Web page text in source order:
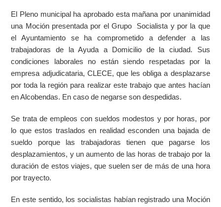
El Pleno municipal ha aprobado esta mañana por unanimidad
una Moción presentada por el Grupo Socialista y por la que
el Ayuntamiento se ha comprometido a defender a las
trabajadoras de la Ayuda a Domicilio de la ciudad. Sus
condiciones laborales no están siendo respetadas por la
empresa adjudicataria, CLECE, que les obliga a desplazarse
por toda la región para realizar este trabajo que antes hacían
en Alcobendas. En caso de negarse son despedidas.
Se trata de empleos con sueldos modestos y por horas, por
lo que estos traslados en realidad esconden una bajada de
sueldo porque las trabajadoras tienen que pagarse los
desplazamientos, y un aumento de las horas de trabajo por la
duración de estos viajes, que suelen ser de más de una hora
por trayecto.
En este sentido, los socialistas habían registrado una Moción